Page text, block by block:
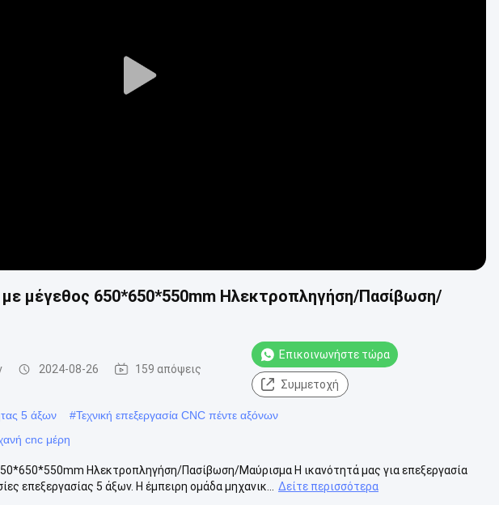
Play
με μέγεθος 650*650*550mm Ηλεκτροπληγήση/Πασίβωση/
2024-08-26 159 απόψεις
Επικοινωνήστε τώρα
Συμμετοχή
5 άξων #Τεχνική επεξεργασία CNC πέντε αξόνων
cnc μέρη
Ηλεκτροπληγήση/Πασίβωση/Μαύρισμα Η ικανότητά μας για επεξεργασία
επεξεργασίας 5 άξων. Η έμπειρη ομάδα μηχανικ...
Δείτε περισσότερα